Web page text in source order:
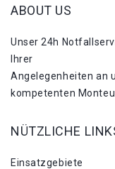
ABOUT US
Unser 24h
Ihrer
Angelegenheiten an
kompetenten
NÜTZLICHE
Einsatzgebiete